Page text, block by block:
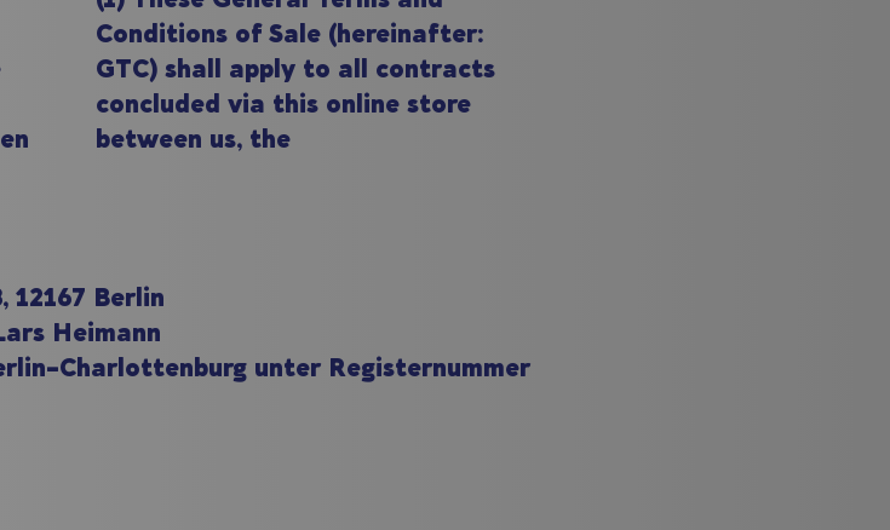
Conditions of Sale (hereinafter:
GTC) shall apply to all contracts
concluded via this online store
between us, the
12167 Berlin
Heimann
Charlottenburg unter Registernummer